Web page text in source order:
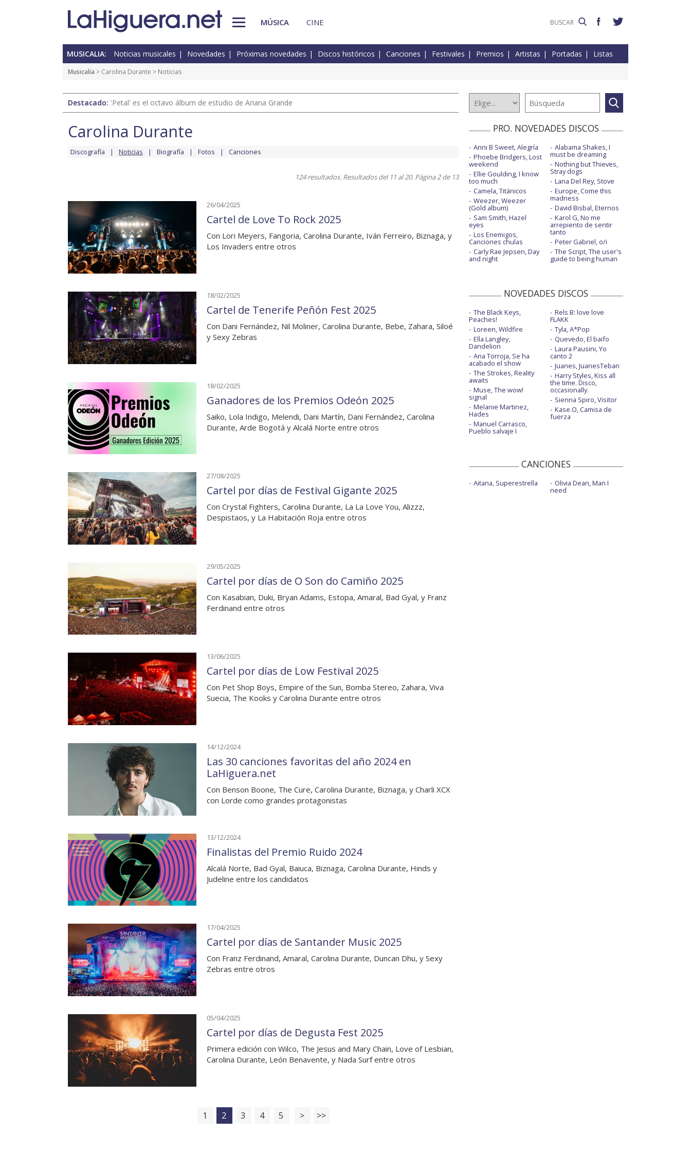
MÚSICA CINE
MUSICALIA: Noticias musicales Novedades Próximas novedades Discos históricos Canciones Festivales Premios Artistas Portadas Listas
Musicalia > Carolina Durante > Noticias
Destacado: 'Petal' es el octavo álbum de estudio de Ariana Grande
Carolina Durante
Discografía Noticias Biografía Fotos Canciones
124 resultados. Resultados del 11 al 20. Página 2 de 13
26/04/2025
Cartel de Love To Rock 2025
Con Lori Meyers, Fangoria, Carolina Durante, Iván Ferreiro, Biznaga, y
Los Invaders entre otros
18/02/2025
Cartel de Tenerife Peñón Fest 2025
Con Dani Fernández, Nil Moliner, Carolina Durante, Bebe, Zahara, Siloé
y Sexy Zebras
18/02/2025
Ganadores de los Premios Odeón 2025
Saiko, Lola Indigo, Melendi, Dani Martín, Dani Fernández, Carolina
Durante, Arde Bogotá y Alcalá Norte entre otros
27/08/2025
Cartel por días de Festival Gigante 2025
Con Crystal Fighters, Carolina Durante, La La Love You, Alizzz,
Despistaos, y La Habitación Roja entre otros
29/05/2025
Cartel por días de O Son do Camiño 2025
Con Kasabian, Duki, Bryan Adams, Estopa, Amaral, Bad Gyal, y Franz
Ferdinand entre otros
13/06/2025
Cartel por días de Low Festival 2025
Con Pet Shop Boys, Empire of the Sun, Bomba Stereo, Zahara, Viva
Suecia, The Kooks y Carolina Durante entre otros
14/12/2024
Las 30 canciones favoritas del año 2024 en
LaHiguera.net
Con Benson Boone, The Cure, Carolina Durante, Biznaga, y Charli XCX
con Lorde como grandes protagonistas
13/12/2024
Finalistas del Premio Ruido 2024
Alcalá Norte, Bad Gyal, Baiuca, Biznaga, Carolina Durante, Hinds y
Judeline entre los candidatos
17/04/2025
Cartel por días de Santander Music 2025
Con Franz Ferdinand, Amaral, Carolina Durante, Duncan Dhu, y Sexy
Zebras entre otros
05/04/2025
Cartel por días de Degusta Fest 2025
Primera edición con Wilco, The Jesus and Mary Chain, Love of Lesbian,
Carolina Durante, León Benavente, y Nada Surf entre otros
1 2 3 4 5 > >>
PRO. NOVEDADES DISCOS
Anni B Sweet, Alegría
Phoebe Bridgers, Lost
weekend
Ellie Goulding, I know
too much
Camela, Titánicos
Weezer, Weezer
(Gold album)
Sam Smith, Hazel
eyes
Los Enemigos,
Canciones chulas
Carly Rae Jepsen, Day
and night
Alabama Shakes, I
must be dreaming
Nothing but Thieves,
Stray dogs
Lana Del Rey, Stove
Europe, Come this
madness
David Bisbal, Eternos
Karol G, No me
arrepiento de sentir
tanto
Peter Gabriel, o/i
The Script, The user's
guide to being human
NOVEDADES DISCOS
The Black Keys,
Peaches!
Loreen, Wildfire
Ella Langley,
Dandelion
Ana Torroja, Se ha
acabado el show
The Strokes, Reality
awaits
Muse, The wow!
signal
Melanie Martinez,
Hades
Manuel Carrasco,
Pueblo salvaje I
Rels B: love love
FLAKK
Tyla, A*Pop
Quevedo, El baifo
Laura Pausini, Yo
canto 2
Juanes, JuanesTeban
Harry Styles, Kiss all
the time. Disco,
occasionally.
Sienna Spiro, Visitor
Kase.O, Camisa de
fuerza
CANCIONES
Aitana, Superestrella Olivia Dean, Man I
need